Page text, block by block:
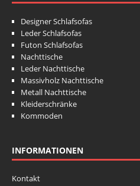
Designer Schlafsofas
Leder Schlafsofas
Futon Schlafsofas
Nachttische
Leder Nachttische
Massivholz Nachttische
Metall Nachttische
Kleiderschränke
Kommoden
INFORMATIONEN
Kontakt